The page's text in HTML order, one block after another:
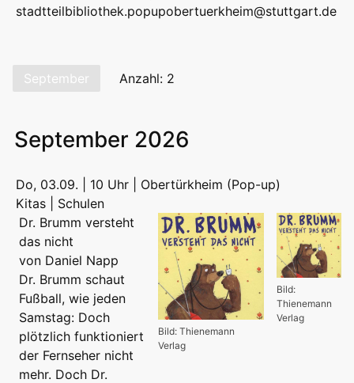
stadtteilbibliothek.popupobertuerkheim@stuttgart.de
September Anzahl: 2
September 2026
Do, 03.09. | 10 Uhr | Obertürkheim (Pop-up)
Kitas | Schulen
Bild:
Thienemann
Verlag
Bild: Thienemann
Verlag
Dr. Brumm versteht
das nicht
von Daniel Napp
Dr. Brumm schaut
Fußball, wie jeden
Samstag: Doch
plötzlich funktioniert
der Fernseher nicht
mehr. Doch Dr.